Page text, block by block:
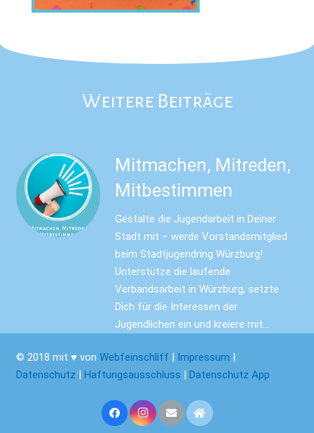
Weitere Beiträge
Mitmachen, Mitreden,
Mitbestimmen
Gestalte die Jugendarbeit in Deiner
Stadt mit – werde Vorstandsmitglied
beim Stadtjugendring Würzburg!
Unterstütze die laufende
Verbandsarbeit in Würzburg, setzte
Dich für die Interessen der
Jugendlichen ein und kreiere mit…
© 2018 mit ♥ von Webfeinschliff | Impressum |
Datenschutz | Haftungsausschluss | Datenschutz App